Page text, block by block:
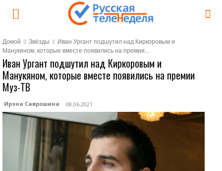
Домой Звёзды
Иван Ургант подшутил над Киркоровым и
Манукяном, которые вместе появились на премии...
Иван Ургант подшутил над Киркоровым и
Манукяном, которые вместе появились на премии
Муз-ТВ
Ирэна Саврошина 08.06.2021